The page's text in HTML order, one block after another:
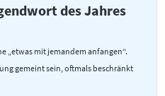
des Jahres
„etwas mit jemandem anfangen“.
gemeint sein, oftmals beschränkt